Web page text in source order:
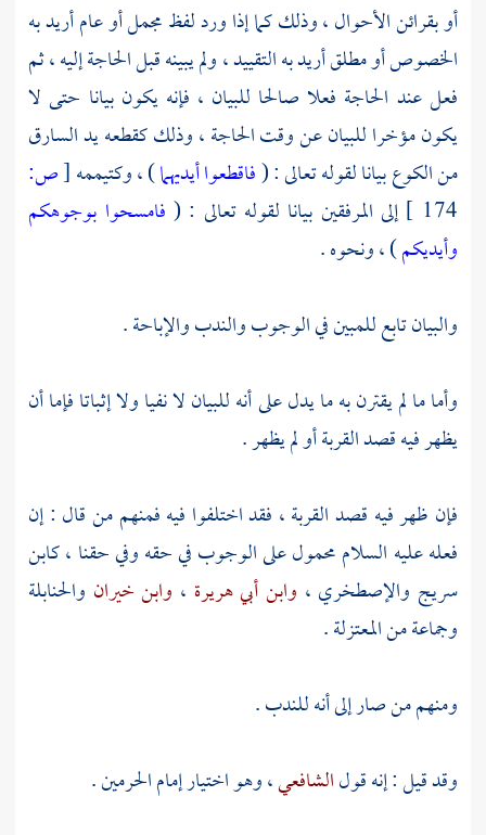
أو بقرائن الأحوال ، وذلك كما إذا ورد لفظ مجمل أو عام أريد به
الخصوص أو مطلق أريد به التقييد ، ولم يبينه قبل الحاجة إليه ، ثم
فعل عند الحاجة فعلا صالحا للبيان ، فإنه يكون بيانا حتى لا
يكون مؤخرا للبيان عن وقت الحاجة ، وذلك كقطعه يد السارق
من الكوع بيانا لقوله تعالى : (فاقطعوا أيديهما) ، وكتيممه[ص:
174 ]
إلى المرفقين بيانا لقوله تعالى : ( فامسحوا بوجوهكم
وأيديكم) ، ونحوه .
والبيان تابع للمبين في الوجوب والندب والإباحة .
وأما ما لم يقترن به ما يدل على أنه للبيان لا نفيا ولا إثباتا فإما أن
يظهر فيه قصد القربة أو لم يظهر .
فإن ظهر فيه قصد القربة ، فقد اختلفوا فيه فمنهم من قال : إن
فعله عليه السلام محمول على الوجوب في حقه وفي حقنا ،كابن
سريج والإصطخري ، وابن أبي هريرة ، وابن خيران والحنابلة
وجماعة منالمعتزلة.
ومنهم من صار إلى أنه للندب .
وقد قيل : إنه قولالشافعي، وهو اختيار إمام الحرمين .